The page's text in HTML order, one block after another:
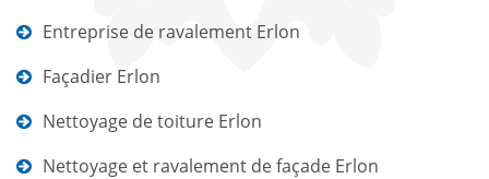
Entreprise de ravalement Erlon
Façadier Erlon
Nettoyage de toiture Erlon
Nettoyage et ravalement de façade Erlon